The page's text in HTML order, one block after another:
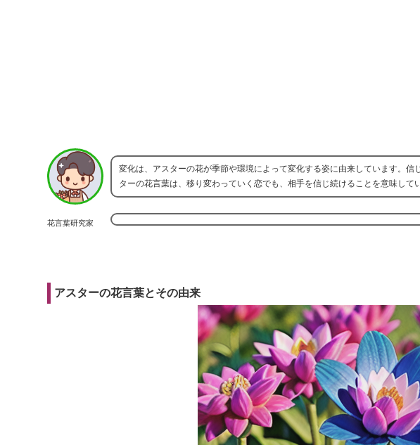
花言葉研究家
変化は、アスターの花が季節や環境によって変化する姿に由来しています。
ターの花言葉は、移り変わっていく恋でも、相手を信じ続けることを意味して
アスターの花言葉とその由来